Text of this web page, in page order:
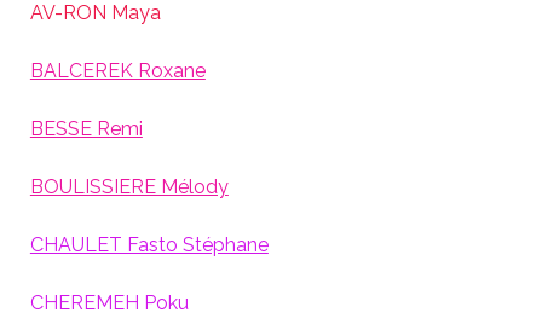
AV-RON Maya
BALCEREK Roxane
BESSE Remi
BOULISSIERE Mélody
CHAULET Fasto Stéphane
CHEREMEH Poku